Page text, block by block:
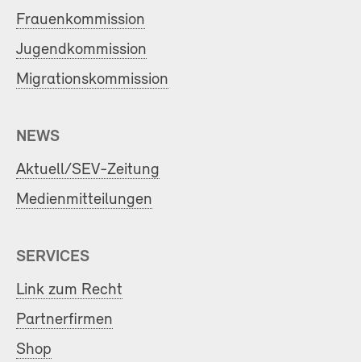
Frauenkommission
Jugendkommission
Migrationskommission
NEWS
Aktuell/SEV-Zeitung
Medienmitteilungen
SERVICES
Link zum Recht
Partnerfirmen
Shop